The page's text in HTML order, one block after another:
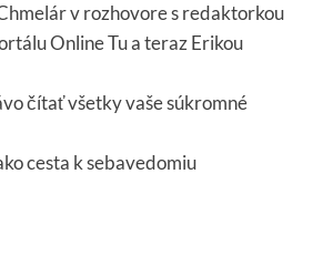
v rozhovore s redaktorkou
Online Tu a teraz Erikou
čítať všetky vaše súkromné
cesta k sebavedomiu